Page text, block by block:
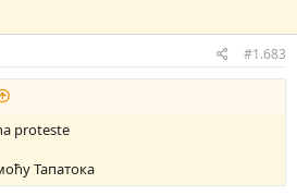
#1.683
proteste
Тапатока